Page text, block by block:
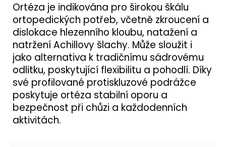
Ortéza je indikována pro širokou škálu
ortopedických potřeb, včetně zkroucení a
dislokace hlezenního kloubu, natažení a
natržení Achillovy šlachy. Může sloužit i
jako alternativa k tradičnímu sádrovému
odlitku, poskytující flexibilitu a pohodlí. Díky
své profilované protiskluzové podrážce
poskytuje ortéza stabilní oporu a
bezpečnost při chůzi a každodenních
aktivitách.